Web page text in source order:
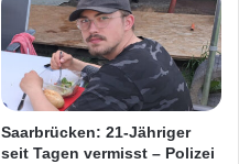
Saarbrücken: 21-Jähriger
seit Tagen vermisst – Polizei